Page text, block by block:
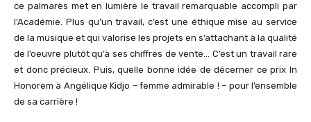
ce palmarès met en lumière le travail remarquable accompli par
l’Académie. Plus qu’un travail, c’est une éthique mise au service
de la musique et qui valorise les projets en s’attachant à la qualité
de l’oeuvre plutôt qu’à ses chiffres de vente… C’est un travail rare
et donc précieux. Puis, quelle bonne idée de décerner ce prix In
Honorem à Angélique Kidjo – femme admirable ! – pour l’ensemble
de sa carrière !